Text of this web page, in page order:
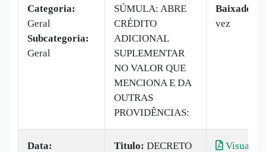
Categoria:
Geral
Subcategoria:
Geral
SÚMULA: ABRE
CRÉDITO
ADICIONAL
SUPLEMENTAR
NO VALOR QUE
MENCIONA E DA
OUTRAS
PROVIDÊNCIAS:
Baixado:
vez
Data:
Titulo: DECRETO